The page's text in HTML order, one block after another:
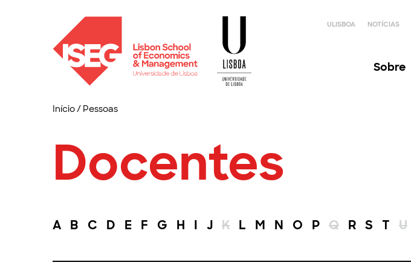
ULISBOA NOTÍCIAS
Sobre
Início/ Pessoas
Docentes
A B C D E F G H I J K L M N O P Q R S T U